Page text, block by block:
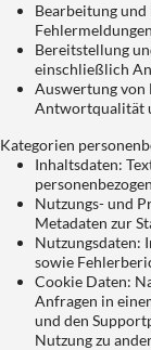
Bearbeitung
Bereitstellung
einschließlich
Auswertung von
Antwortqualität
Kategorien
Inhaltsdaten:
Nutzungs- und
Metadaten zur
Nutzungsdaten:
sowie
Cookie Daten:
Anfragen in
und den
Nutzung zu